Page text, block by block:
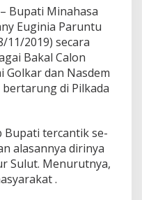
Bupati Minahasa
Euginia Paruntu
11/2019) secara
Bakal Calon
Golkar dan Nasdem
di Pilkada
Bupati tercantik se-
alasannya dirinya
Sulut. Menurutnya,
.